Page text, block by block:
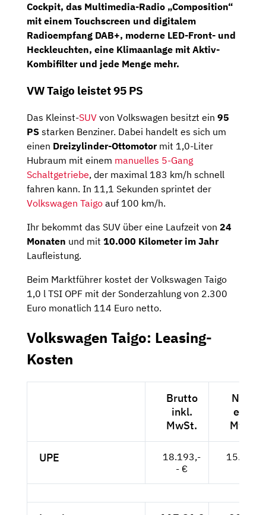
Cockpit, das Multimedia-Radio „Composition“
mit einem Touchscreen und digitalem
Radioempfang DAB+, moderne LED-Front- und
Heckleuchten, eine Klimaanlage mit Aktiv-
Kombifilter und jede Menge mehr.
VW Taigo leistet 95 PS
Das Kleinst-SUV von Volkswagen besitzt ein 95
PS starken Benziner. Dabei handelt es sich um
einen Dreizylinder-Ottomotormit 1,0-Liter
Hubraum mit einem manuelles 5-Gang
Schaltgetriebe, der maximal 183 km/h schnell
fahren kann. In 11,1 Sekunden sprintet der
Volkswagen Taigo auf 100 km/h.
Ihr bekommt das SUV über eine Laufzeit von 24
Monaten und mit 10.000 Kilometer im Jahr
Laufleistung.
Beim Marktführer kostet der Volkswagen Taigo
1,0 l TSI OPF mit der Sonderzahlung von 2.300
Euro monatlich 114 Euro netto.
Volkswagen Taigo: Leasing-
Kosten
Brutto
inkl.
MwSt.
Netto
exkl.
MwSt.
UPE
18.193,-
- €
15.288,-